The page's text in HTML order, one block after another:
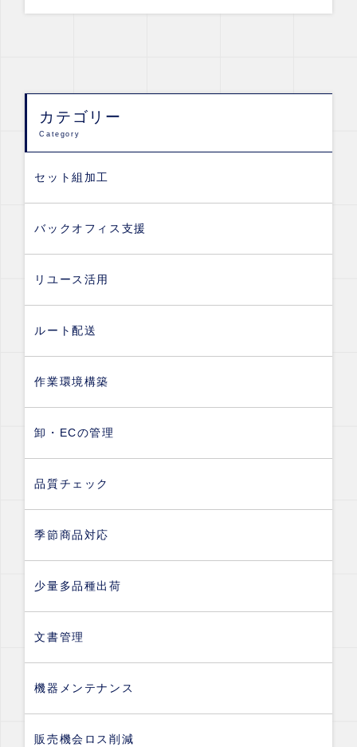
カテゴリー
Category
セット組加工
バックオフィス支援
リユース活用
ルート配送
作業環境構築
卸・ECの管理
品質チェック
季節商品対応
少量多品種出荷
文書管理
機器メンテナンス
販売機会ロス削減